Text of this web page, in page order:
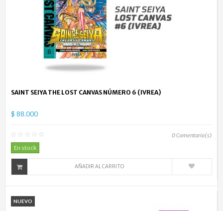
SAINT SEIYA THE LOST CANVAS NÚMERO 6 (IVREA)
$ 88.000
0Comentario(s)
En stock
AÑADIR AL CARRITO
NUEVO